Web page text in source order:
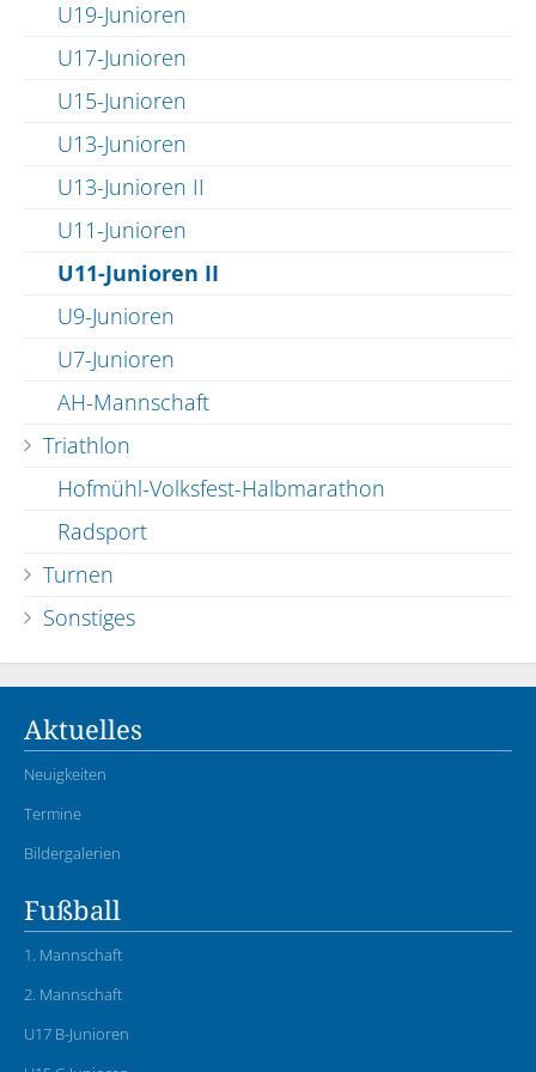
U19-Junioren
U17-Junioren
U15-Junioren
U13-Junioren
U13-Junioren II
U11-Junioren
U11-Junioren II
U9-Junioren
U7-Junioren
AH-Mannschaft
Triathlon
Hofmühl-Volksfest-Halbmarathon
Radsport
Turnen
Sonstiges
Aktuelles
Neuigkeiten
Termine
Bildergalerien
Fußball
1. Mannschaft
2. Mannschaft
U17 B-Junioren